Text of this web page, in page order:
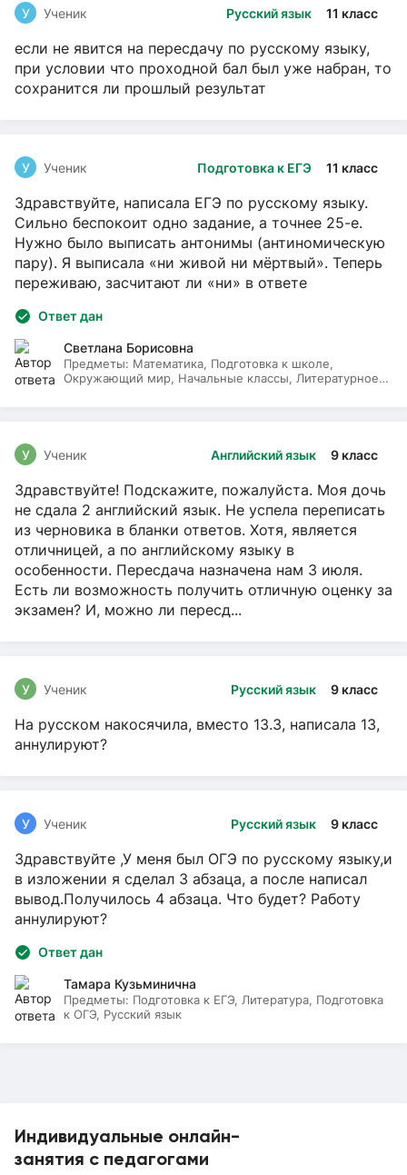
Индивидуальные онлайн-
занятия с педагогами
Русский язык 11 класс
У Ученик
если не явится на пересдачу по русскому языку,
при условии что проходной бал был уже набран, то
сохранится ли прошлый результат
Подготовка к ЕГЭ 11 класс
У Ученик
Здравствуйте, написала ЕГЭ по русскому языку.
Сильно беспокоит одно задание, а точнее 25-е.
Нужно было выписать антонимы (антиномическую
пару). Я выписала «ни живой ни мёртвый». Теперь
переживаю, засчитают ли «ни» в ответе
Ответ дан
Светлана Борисовна
Предметы: Математика, Подготовка к школе,
Окружающий мир, Начальные классы, Литературное
Английский язык 9 класс
У Ученик
Здравствуйте! Подскажите, пожалуйста. Моя дочь
не сдала 2 английский язык. Не успела переписать
из черновика в бланки ответов. Хотя, является
отличницей, а по английскому языку в
особенности. Пересдача назначена нам 3 июля.
Есть ли возможность получить отличную оценку за
экзамен? И, можно ли пересд...
Русский язык 9 класс
У Ученик
На русском накосячила, вместо 13.3, написала 13,
аннулируют?
Русский язык 9 класс
У Ученик
Здравствуйте ,У меня был ОГЭ по русскому языку,и
в изложении я сделал 3 абзаца, а после написал
вывод.Получилось 4 абзаца. Что будет? Работу
аннулируют?
Ответ дан
Тамара Кузьминична
Предметы: Подготовка к ЕГЭ, Литература, Подготовка
к ОГЭ, Русский язык